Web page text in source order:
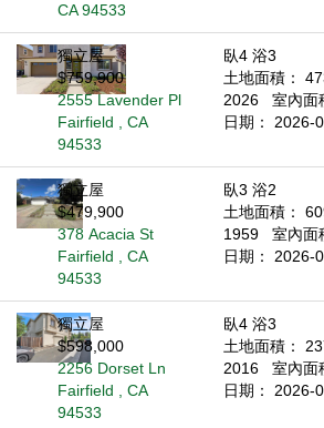
CA 94533
獨立屋
$759,900
2555 Lavender Pl
Fairfield , CA
94533
臥4 浴3
土地面積：
2026
室內面
日期： 2026-
獨立屋
$479,900
378 Acacia St
Fairfield , CA
94533
臥3 浴2
土地面積：
1959
室內面
日期： 2026-
獨立屋
$598,000
2256 Dorset Ln
Fairfield , CA
94533
臥4 浴3
土地面積：
2016
室內面
日期： 2026-